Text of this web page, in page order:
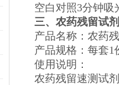
空白对照3分钟吸
三、农药残留试
产品名称：农药
产品规格：每套1
使用说明：
农药残留速测试